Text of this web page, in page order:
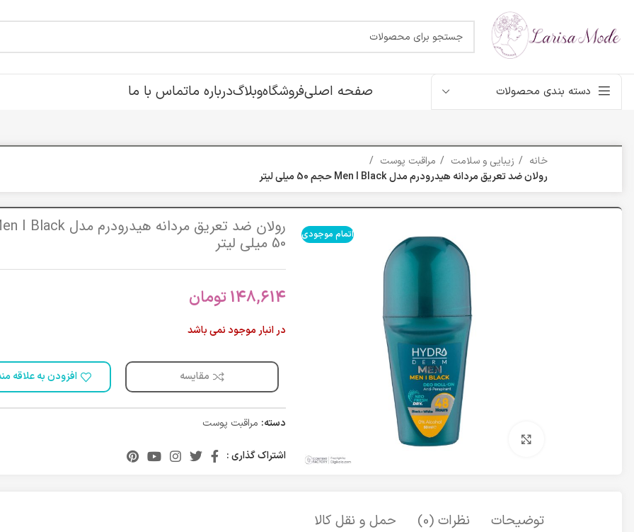
دسته بندی محصولات صفحه اصلیفروشگاهوبلاگدرباره ماتماس با ما
خانه زیبایی و سلامت
مراقبت پوست
رولان ضد تعریق مردانه هیدرودرم مدل Men I Black حجم 50 میلی لیتر
اتمام موجودی
برای بزرگنمایی کلیک کنید
50 میلی لیتر
148,614تومان
در انبار موجود نمی باشد
مقایسه افزودن به علاقه
دسته: مراقبت پوست
اشتراک گذاری :
توضیحات نظرات (0) حمل و نقل کالا